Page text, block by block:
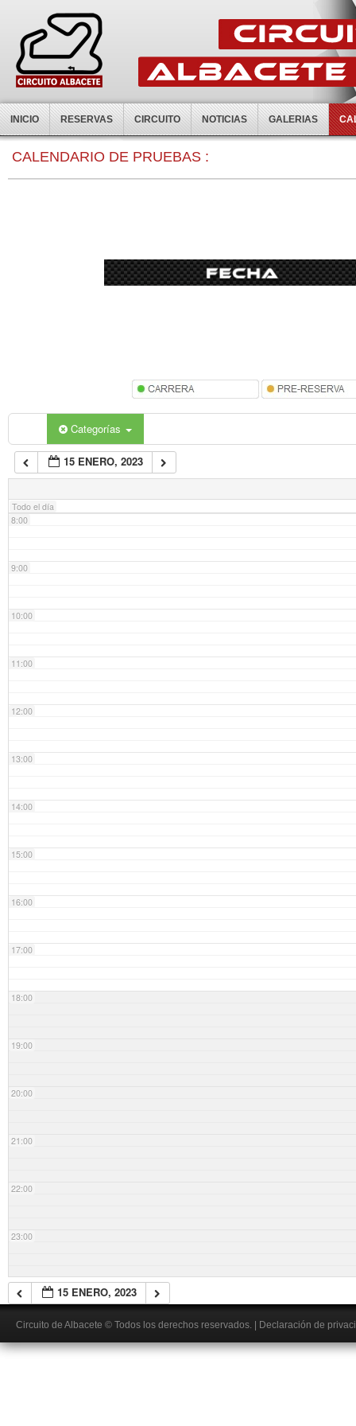
INICIO RESERVAS CIRCUITO NOTICIAS GALERIAS
CALENDARIO DE PRUEBAS :
Categorías
15 ENERO, 2023
Todo el día
0:00
7:00
8:00
9:00
10:00
11:00
12:00
13:00
14:00
15:00
16:00
17:00
18:00
19:00
20:00
21:00
22:00
23:00
15 ENERO, 2023
Circuito de Albacete © Todos los derechos reservados. Declaración de